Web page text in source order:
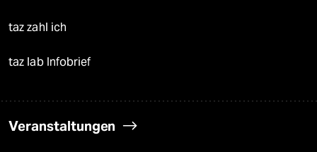
taz zahl ich
taz lab Infobrief
Veranstaltungen